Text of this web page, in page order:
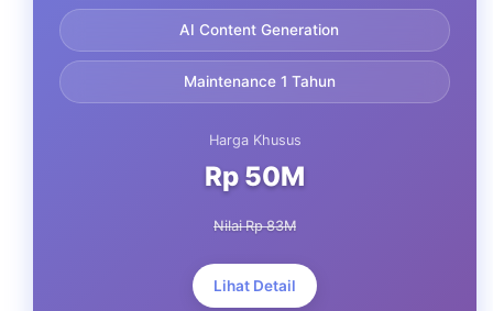
AI Content Generation
Maintenance 1 Tahun
Harga Khusus
Rp 50M
Nilai Rp 83M
Lihat Detail